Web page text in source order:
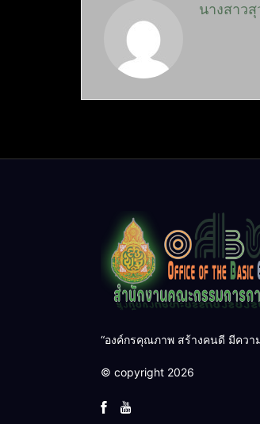
นางสาว
“องค์กรคุณภาพ สร้างคนดี มีควา
© copyright 2026